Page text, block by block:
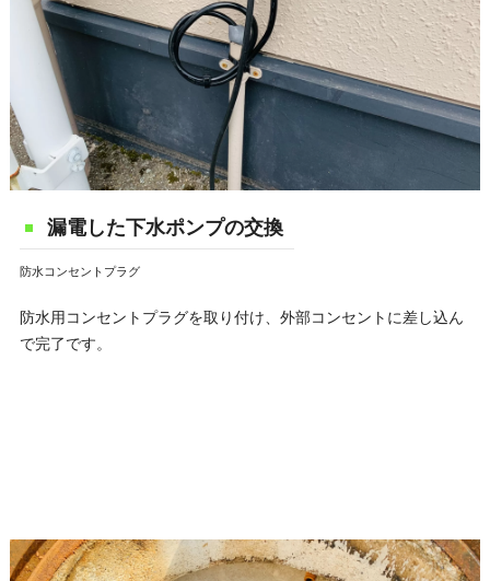
漏電した下水ポンプの交換
防水コンセントプラグ
防水用コンセントプラグを取り付け、外部コンセントに差し込ん
で完了です。